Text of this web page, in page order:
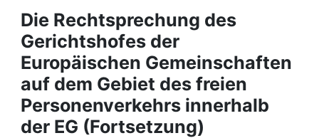
Projects
People
Institutions
Awards
Die Rechtsprechung des
Gerichtshofes der
Europäischen Gemeinschaften
auf dem Gebiet des freien
Personenverkehrs innerhalb
der EG (Fortsetzung)